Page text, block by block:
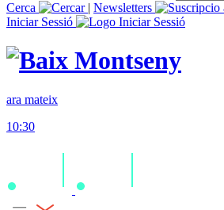
Cerca
| Newsletters
Iniciar Sessió
ara mateix
10:30